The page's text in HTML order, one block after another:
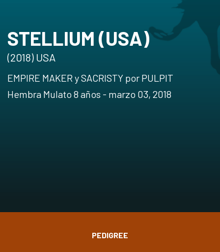
STELLIUM (USA)
(2018) USA
EMPIRE MAKER y SACRISTY por PULPIT
Hembra Mulato 8 años - marzo 03, 2018
PEDIGREE